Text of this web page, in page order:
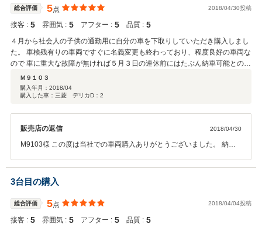
なければ待つ、くらいの気持ちでこれからも購入する予定です。私はゼロス
ビューなど書いたことがないのですが、帯広、十勝に住む方で、中古車選び
に悩んでいる方の参考になればという気持ちと、ゼロスさんへの感謝の気持
ちを込めてレビューを書きました。お店の裏側が大きな整備工場になってい
ますので、車検やオイル交換等のこれからの整備も安心です。 bBの前のオ
ーナーさんがデッドニング、スピーカー社外品等々、カーオーディオにこだ
わっていた方のようです。これは車体本体の金額には表れていない付加価値
になりますが、嬉しい誤算です。自分の予算内のスピーカーに交換とかを考
イレゾが配信されている曲は積極的に買います。イヤホンもそれなりのを使
っています。bBに乗ってみて、ハイレゾ音源を聞いてみたのですが、社外ス
ると10年乗ってしまうかもしれません。それくらい気に入っています。走行
距離、年式、グレード、オーディオ環境等、気に入りすぎて、現状、売られ
ている車の中では、次の車が考えられません。 次回、ゼロスさんでお世話に
なる時は、bBを子どもにゆずって(可能性は低いですが)、またゼロスさんで
していきますので、今後とも何かございましたらご相談ください。 ご
購入ありがとうございまし
ス、車検、整備にもより一層の安心感を持っていただけるようになっ
ております。 中古車販売店で認証工場を自社で経営している所は少な
く、点検記録簿を付けて販売している所は大手の中古車販売店やディ
ーラー様等数少ない中で、当社では点検記録簿付きの整備付販売がで
きる事になり更に安心感を持って販売できるようになり、ここは当社
の最大のメリットになっておりますので、納車後の車両の事はいつで
営業しようとしているのですが、低価格を維持する為に、人員不足で
納車までのお時間がまだまだかかっておりますので、こちらの方もで
ます。 車両入れ替えでも、車検でも、修理でもいつでもご対応させて
いただきますので、ご来店お待ちしております。
総合評価 5点 2018/04/30投稿
接客 : 5 雰囲気 : 5 アフター : 5 品質 : 5
４月から社会人の子供の通勤用に自分の車を下取りしていただき購入しまし
た。 車検残有りの車両ですぐに名義変更も終わっており、程度良好の車両な
ので 車に重大な故障が無ければ５月３日の連休前にはたぶん納車可能との事
でしたので 明日か明後日には連絡が来るのかな？。 子供も連休明けから車
通勤できそうで喜んでいます。 あとローン契約書の件ですが、 ４月９日に
ローンの契約書控をもらいに伺ったのですが、一度ローン会社に送ってから
みます。 また良い車がありましたらよろしくお願いします。
Ｍ９１０３
購入年月： 2018/04
購入した車：三菱 デリカD：2
販売店の返信 2018/04/30
M9103様 この度は当社での車両購入ありがとうございました。 納車
しされた件では７日までのご連絡とお伺いしておりましたが、当社の
聞き間違えでしたでしょうか？ ５月１日に最終点検入りますので点検
後に納車の日取りのご連絡させていただきますのでもう少々お待ちく
ださい。 ローンの控えは納車時に車検証と合わせてお渡ししておりま
すので納車時にお渡しいたします。 納車はまだですが、次回ご購入時
もご検討いただけましたら幸いです。 またの機会もよろしくお願いい
3台目の購入
総合評価 5点 2018/04/04投稿
接客 : 5 雰囲気 : 5 アフター : 5 品質 : 5